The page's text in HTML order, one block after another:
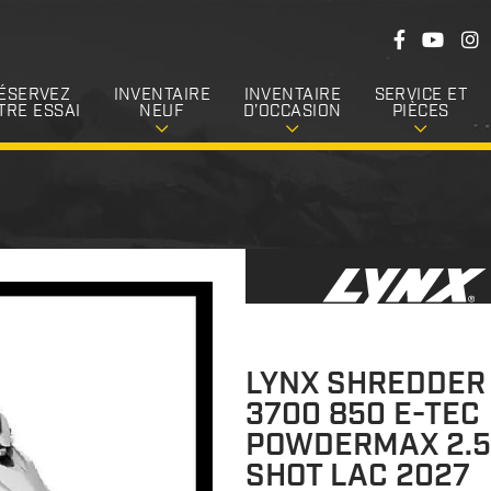
ESSAI
INVENTAIRE
NEUF
INVENTAIRE
D’OCCASION
SERVICE ET
PIÈCES
S
i
v
e
z
s
F
e
b
o
k
Y
T
u
b
e
I
t
a
LYNX
3700 850 E-TEC
POWDERMAX
SHOT LAC 2027